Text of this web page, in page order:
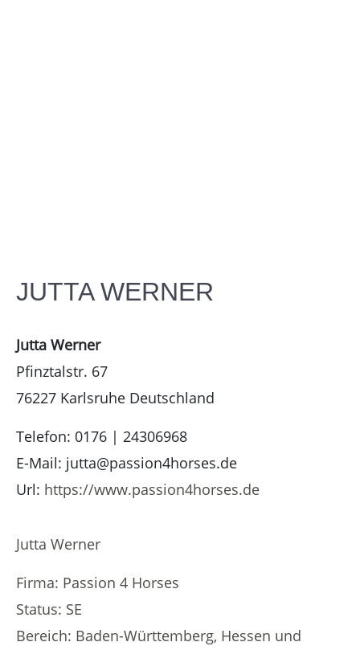
JUTTA WERNER
Jutta Werner
Pfinztalstr. 67
76227 Karlsruhe Deutschland
Telefon: 0176 | 24306968
E-Mail: jutta@passion4horses.de
Url: https://www.passion4horses.de
Jutta Werner
Firma: Passion 4 Horses
Status: SE
Bereich: Baden-Württemberg, Hessen und